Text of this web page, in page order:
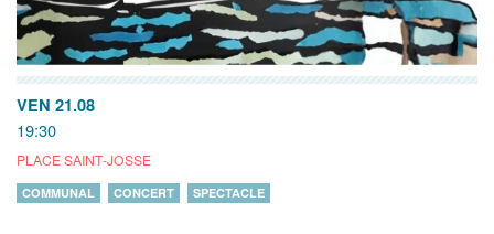
VEN 21.08
19:30
PLACE SAINT-JOSSE
COMMUNAL CONCERT SPECTACLE